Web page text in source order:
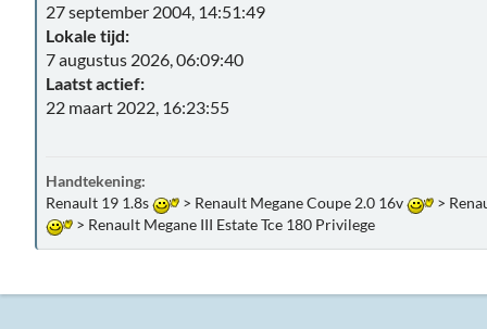
27 september 2004, 14:51:49
Lokale tijd:
7 augustus 2026, 06:09:40
Laatst actief:
22 maart 2022, 16:23:55
Handtekening:
Renault 19 1.8s
> Renault Megane Coupe 2.0 16v
>
> Renault Megane III Estate Tce 180 Privilege